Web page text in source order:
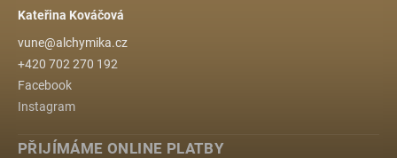
Kateřina Kováčová
vune@alchymika.cz
+420 702 270 192
Facebook
Instagram
PŘIJÍMÁME ONLINE PLATBY